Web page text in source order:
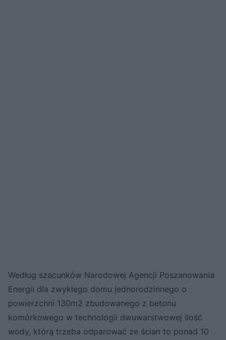
Według szacunków Narodowej Agencji Poszanowania
Energii dla zwykłego domu jednorodzinnego o
powierzchni 130m2 zbudowanego z betonu
komórkowego w technologii dwuwarstwowej ilość
wody, którą trzeba odparować ze ścian to ponad 10